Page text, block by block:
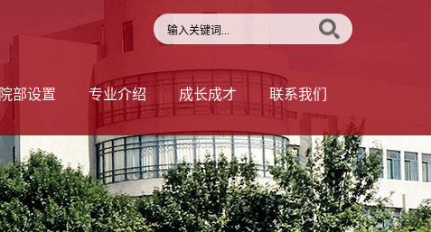
院部设置 专业介绍 成长成才 联系我们